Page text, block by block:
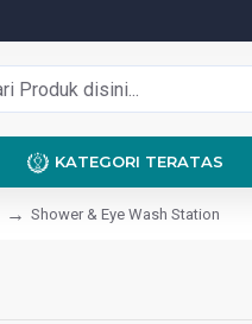
KATEGORI TERATAS
Shower & Eye Wash Station